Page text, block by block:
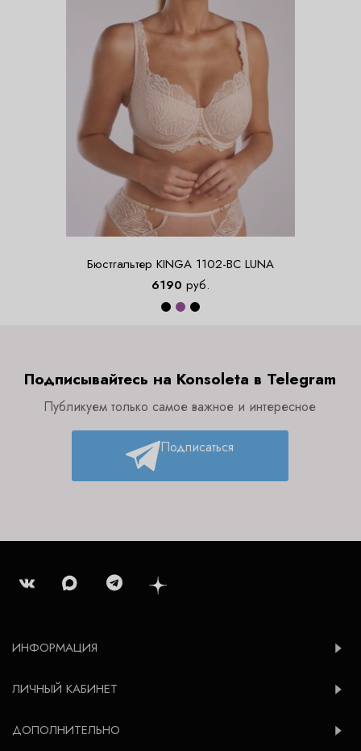
Бюстгальтер KINGA 1102-BC LUNA
6190 руб.
Подписывайтесь на Konsoleta в Telegram
Публикуем только самое важное и интересное
Подписаться
ИНФОРМАЦИЯ
ЛИЧНЫЙ КАБИНЕТ
ДОПОЛНИТЕЛЬНО